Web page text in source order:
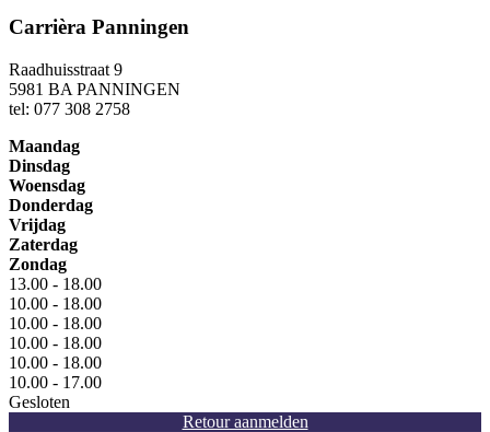
Carrièra Panningen
Raadhuisstraat 9
5981 BA PANNINGEN
tel: 077 308 2758
Maandag
Dinsdag
Woensdag
Donderdag
Vrijdag
Zaterdag
Zondag
13.00 - 18.00
10.00 - 18.00
10.00 - 18.00
10.00 - 18.00
10.00 - 18.00
10.00 - 17.00
Gesloten
Retour aanmelden